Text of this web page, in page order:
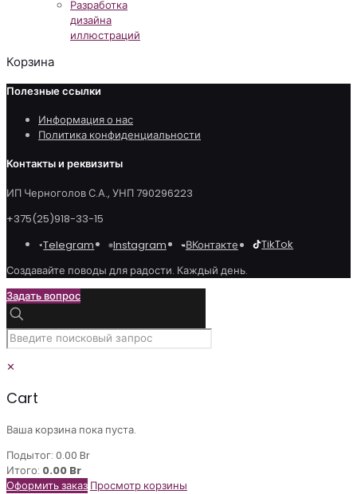
Разработка
дизайна
иллюстраций
Корзина
Полезные ссылки
Информация о нас
Политика конфиденциальности
Контакты и реквизиты
ИП Черноголов С.А., УНП 790296223
+375(25)918-33-15
Telegram
Instagram ВКонтакте
TikTok
Создавайте поводы для радости. Каждый день.
Задать вопрос
✕
Cart
Ваша корзина пока пуста.
Подытог: 0.00 Br
Итого: 0.00 Br
Оформить заказ Просмотр корзины